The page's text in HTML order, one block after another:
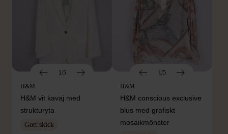
1/5
H&M
H&M vit kavaj med
strukturyta
Gott skick
1/5
H&M
H&M conscious exclusive
blus med grafiskt
mosaikmönster